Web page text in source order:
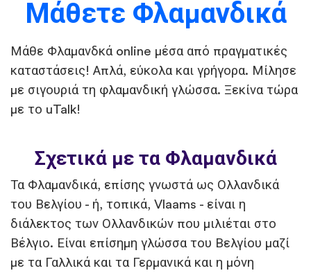
Μάθετε Φλαμανδικά
Μάθε Φλαμανδκά online μέσα από πραγματικές
καταστάσεις! Απλά, εύκολα και γρήγορα. Μίλησε
με σιγουριά τη φλαμανδική γλώσσα. Ξεκίνα τώρα
με το uTalk!
Σχετικά με τα Φλαμανδικά
Τα Φλαμανδικά, επίσης γνωστά ως Ολλανδικά
του Βελγίου - ή, τοπικά, Vlaams - είναι η
διάλεκτος των Ολλανδικών που μιλιέται στο
Βέλγιο. Είναι επίσημη γλώσσα του Βελγίου μαζί
με τα Γαλλικά και τα Γερμανικά και η μόνη